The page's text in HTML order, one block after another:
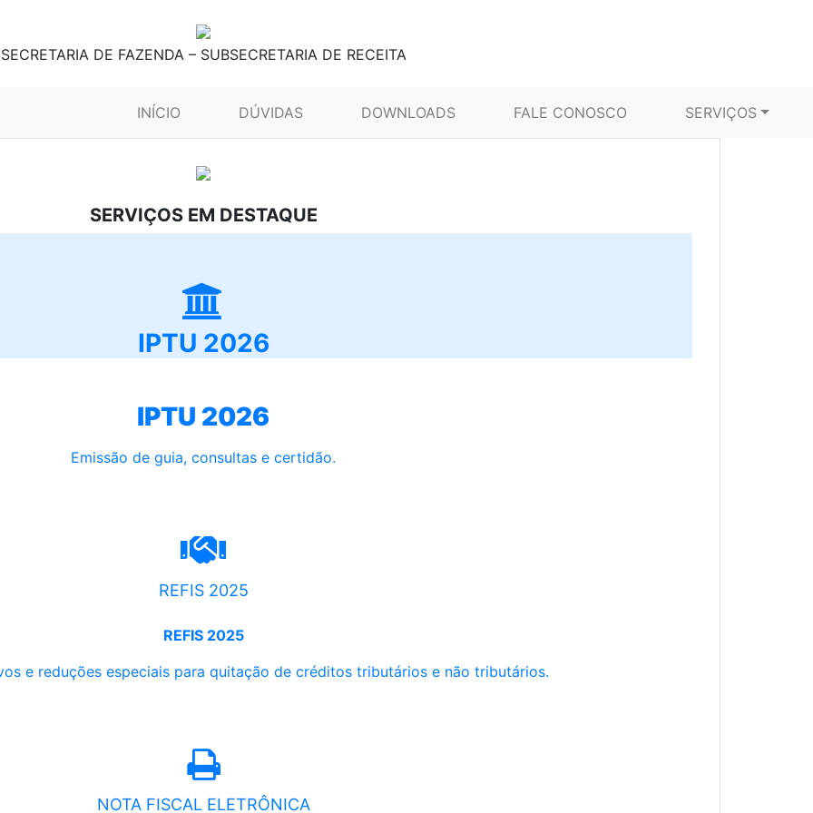
SECRETARIA DE FAZENDA – SUBSECRETARIA DE RECEITA
INÍCIO (CURRENT)DÚVIDAS DOWNLOADS FALE CONOSCO SERVIÇOS
SERVIÇOS EM DESTAQUE
IPTU 2026
IPTU 2026
Emissão de guia, consultas e certidão.
REFIS 2025
REFIS 2025
e reduções especiais para quitação de créditos tributários e não tributários.
NOTA FISCAL ELETRÔNICA